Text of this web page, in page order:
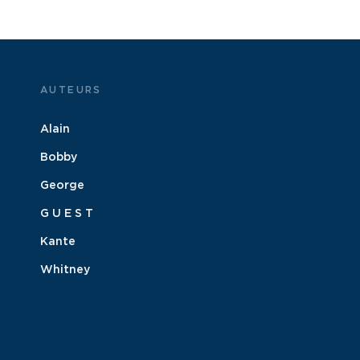
AUTEURS
Alain
Bobby
George
G U E S T
Kante
Whitney